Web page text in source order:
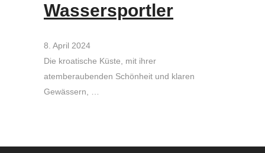
Wassersportler
8. April 2024
Die kroatische Küste, mit ihrer
atemberaubenden Schönheit und klaren
Gewässern, …